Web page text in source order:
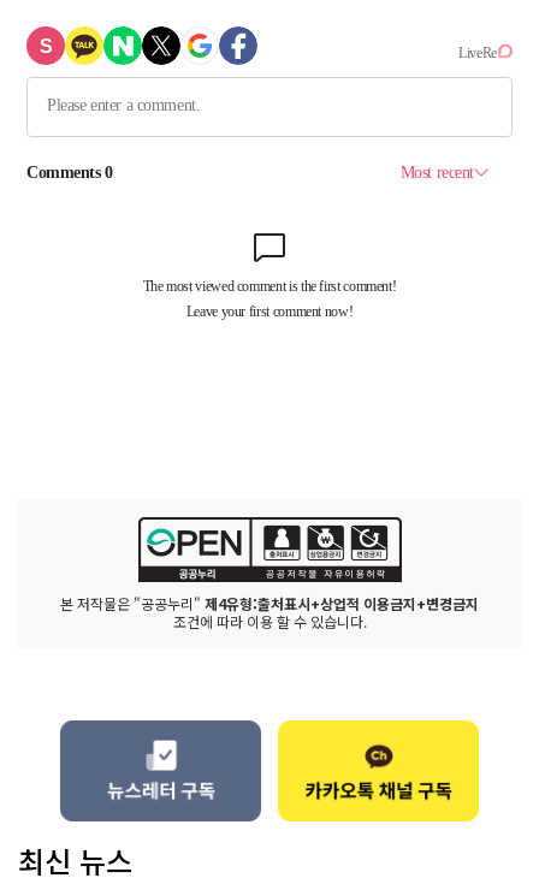
본 저작물은 "공공누리" 제4유형:출처표시+상업적 이용금지+변경금지
조건에 따라 이용 할 수 있습니다.
최신 뉴스